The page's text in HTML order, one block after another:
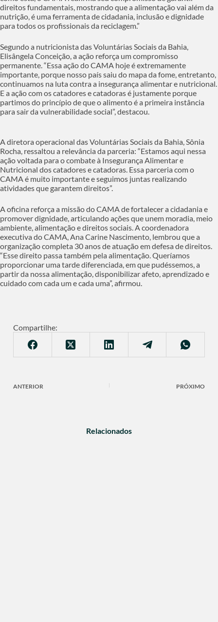
direitos fundamentais, mostrando que a alimentação vai além da
nutrição, é uma ferramenta de cidadania, inclusão e dignidade
para todos os profissionais da reciclagem.”
Segundo a nutricionista das Voluntárias Sociais da Bahia,
Elisângela Conceição, a ação reforça um compromisso
permanente. “Essa ação do CAMA hoje é extremamente
importante, porque nosso país saiu do mapa da fome, entretanto,
continuamos na luta contra a insegurança alimentar e nutricional.
E a ação com os catadores e catadoras é justamente porque
partimos do princípio de que o alimento é a primeira instância
para sair da vulnerabilidade social”, destacou.
A diretora operacional das Voluntárias Sociais da Bahia, Sônia
Rocha, ressaltou a relevância da parceria: “Estamos aqui nessa
ação voltada para o combate à Insegurança Alimentar e
Nutricional dos catadores e catadoras. Essa parceria com o
CAMA é muito importante e seguimos juntas realizando
atividades que garantem direitos”.
A oficina reforça a missão do CAMA de fortalecer a cidadania e
promover dignidade, articulando ações que unem moradia, meio
ambiente, alimentação e direitos sociais. A coordenadora
executiva do CAMA, Ana Carine Nascimento, lembrou que a
organização completa 30 anos de atuação em defesa de direitos.
“Esse direito passa também pela alimentação. Queríamos
proporcionar uma tarde diferenciada, em que pudéssemos, a
partir da nossa alimentação, disponibilizar afeto, aprendizado e
cuidado com cada um e cada uma”, afirmou.
Compartilhe:
ANTERIOR PRÓXIMO
Relacionados